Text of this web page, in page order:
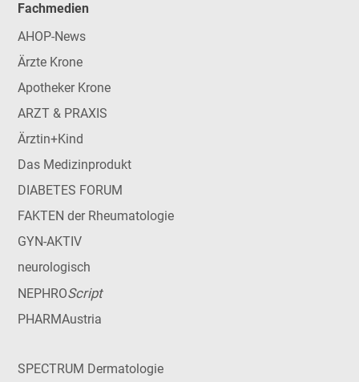
Fachmedien
AHOP-News
Ärzte Krone
Apotheker Krone
ARZT & PRAXIS
Ärztin+Kind
Das Medizinprodukt
DIABETES FORUM
FAKTEN der Rheumatologie
GYN-AKTIV
neurologisch
NEPHROScript
PHARMAustria
SPECTRUM Dermatologie